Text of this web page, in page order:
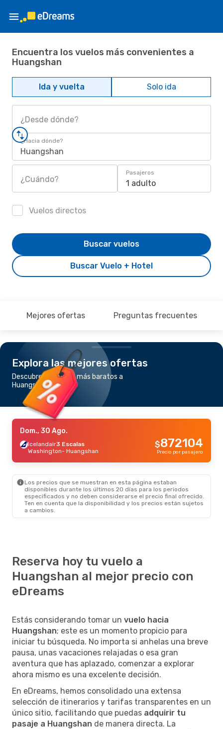
Encuentra los vuelos más convenientes a
Huangshan
Ida y vuelta Solo ida
¿Desde dónde?
¿Hacia dónde?
Huangshan
¿Cuándo?
Pasajeros
1 adulto
Vuelos directos
Buscar Vuelo + Hotel
Buscar vuelos
Mejores ofertas Preguntas frecuentes
Explora las mejores ofertas
Descubre los vuelos más baratos a
Huangshan
Dom., 30 Ago.
Icelandair3 Escalas
Washington- Huangshan
872104
$
Precio por pasajero
Los precios que se muestran en esta página estaban
disponibles durante los últimos 20 días para los periodos
especificados y no deben considerarse el precio final ofrecido.
Ten en cuenta que la disponibilidad y los precios están sujetos
a cambios.
Reserva hoy tu vuelo a
Huangshan al mejor precio con
eDreams
Estás considerando tomar un vuelo hacia
Huangshan; este es un momento propicio para
iniciar tu búsqueda. No importa si anhelas una breve
pausa, unas vacaciones relajadas o esa gran
aventura que has aplazado, comenzar a explorar
ahora mismo es una excelente decisión.
En eDreams, hemos consolidado una extensa
selección de itinerarios y tarifas transparentes en un
único sitio, facilitando que puedas adquirir tu
pasaje a Huangshan de manera directa. La